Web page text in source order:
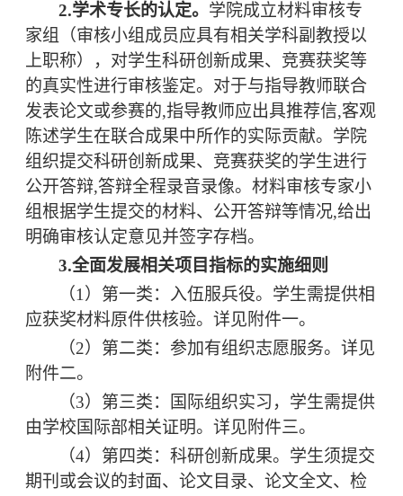
2.学术专长的认定。 学院成立材料审核专
家组
（审核小组成员应具有相关学科副教授以
上职称）， 对学生科研创新成果、竞赛获奖等
的真实性进行审核鉴定。对于与指导教师联合
发表论文或参赛的,指导教师应出具推荐信,客观
陈述学生在联合成果中所作的实际贡献。 学院
组织提交科研创新成果、竞赛获奖的学生进行
公开答辩,答辩全程录音录像。材料审核专家小
组根据学生提交的材料、公开答辩等情况,给出
明确审核认定意见并签字存档。
3.全面发展相关项目指标的实施细则
（1）第一类：入伍服兵役。学生需提供相
应获奖材料原件供核验。 详见附件一。
（2）第二类： 参加有组织志愿服务。 详见
附件二。
（3）第三类：国际组织实习， 学生需提供
由学校国际部相关证明。 详见附件三。
（4） 第四类：科研创新成果。学生须提交
期刊或会议的封面、论文目录、论文全文、检